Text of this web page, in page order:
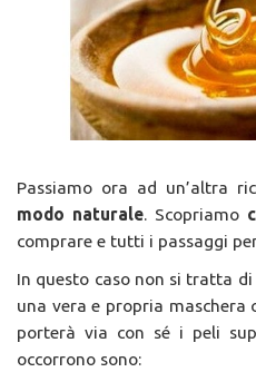
Passiamo ora ad un’altra
modo naturale. Scopriamo
comprare e tutti i passaggi
In questo caso non si tratta
una vera e propria maschera
porterà via con sé i peli
occorrono sono: